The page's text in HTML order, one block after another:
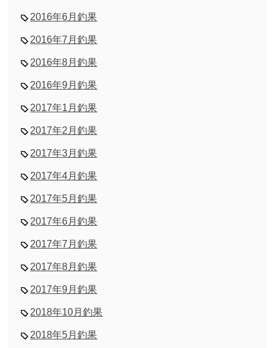
2016年6月釣果
2016年7月釣果
2016年8月釣果
2016年9月釣果
2017年1月釣果
2017年2月釣果
2017年3月釣果
2017年4月釣果
2017年5月釣果
2017年6月釣果
2017年7月釣果
2017年8月釣果
2017年9月釣果
2018年10月釣果
2018年5月釣果